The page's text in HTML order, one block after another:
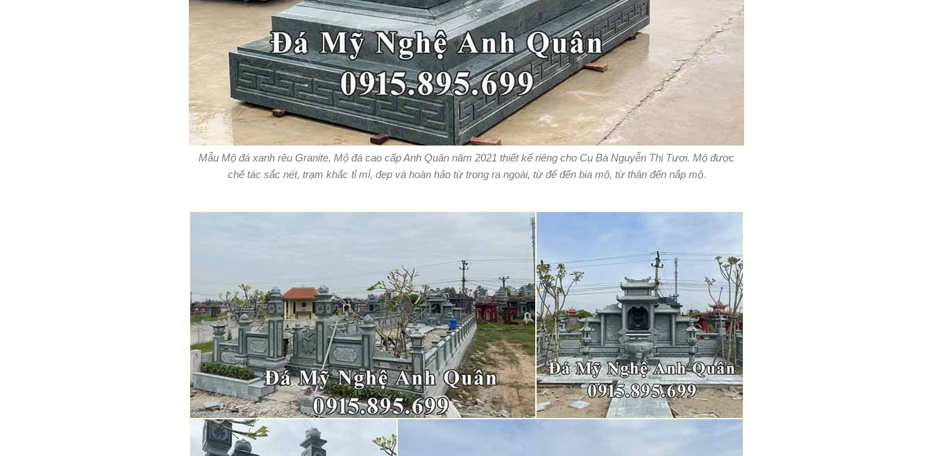
Mẫu Mộ đá xanh rêu Granite, Mộ đá cao cấp Anh Quân năm 2021 thiết kế riêng cho Cụ Bà Nguyễn Thị Tươi. Mộ được
chế tác sắc nét, trạm khắc tỉ mỉ, đẹp và hoàn hảo từ trong ra ngoài, từ đế đến bia mộ, từ thân đến nắp mộ.